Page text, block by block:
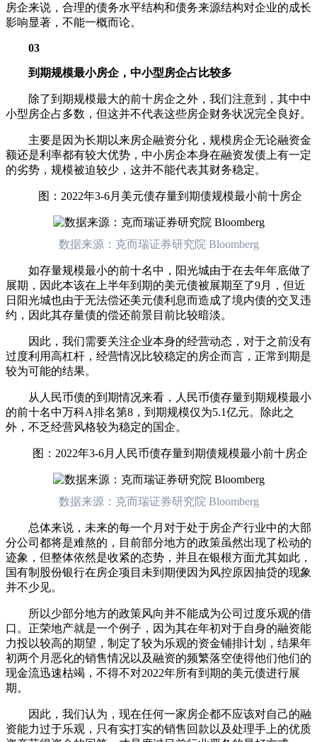
房企来说，合理的债务水平结构和债务来源结构对企业的成长
影响显著，不能一概而论。
03
到期规模最小房企，中小型房企占比较多
除了到期规模最大的前十房企之外，我们注意到，其中中
小型房企占多数，但这并不代表这些房企财务状况完全良好。
主要是因为长期以来房企融资分化，规模房企无论融资金
额还是利率都有较大优势，中小房企本身在融资发债上有一定
的劣势，规模被迫较少，这并不能代表其财务稳定。
图：2022年3-6月美元债存量到期债规模最小前十房企
数据来源：克而瑞证券研究院 Bloomberg
如存量规模最小的前十名中，阳光城由于在去年年底做了
展期，因此本该在上半年到期的美元债被展期至了9月，但近
日阳光城也由于无法偿还美元债利息而造成了境内债的交叉违
约，因此其存量债的偿还前景目前比较暗淡。
因此，我们需要关注企业本身的经营动态，对于之前没有
过度利用高杠杆，经营情况比较稳定的房企而言，正常到期是
较为可能的结果。
从人民币债的到期情况来看，人民币债存量到期规模最小
的前十名中万科A排名第8，到期规模仅为5.1亿元。除此之
外，不乏经营风格较为稳定的国企。
图：2022年3-6月人民币债存量到期债规模最小前十房企
数据来源：克而瑞证券研究院 Bloomberg
总体来说，未来的每一个月对于处于房企产行业中的大部
分公司都将是难熬的，目前部分地方的政策虽然出现了松动的
迹象，但整体依然是收紧的态势，并且在银根方面尤其如此，
国有制股份银行在房企项目未到期便因为风控原因抽贷的现象
并不少见。
所以少部分地方的政策风向并不能成为公司过度乐观的借
口。正荣地产就是一个例子，因为其在年初对于自身的融资能
力投以较高的期望，制定了较为乐观的资金铺排计划，结果年
初两个月恶化的销售情况以及融资的频繁落空使得他们他们的
现金流迅速枯竭，不得不对2022年所有到期的美元债进行展
期。
因此，我们认为，现在任何一家房企都不应该对自己的融
资能力过于乐观，只有实打实的销售回款以及处理手上的优质